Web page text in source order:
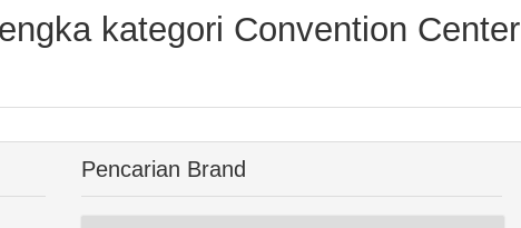
kategori Convention Center
Pencarian Brand